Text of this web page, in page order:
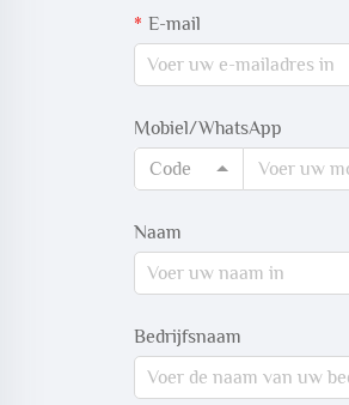
E-mail
Mobiel/WhatsApp
Code
Naam
Bedrijfsnaam